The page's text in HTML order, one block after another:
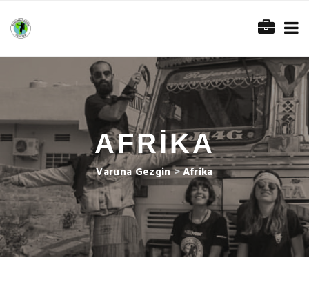
AFRIKA
Varuna Gezgin>Afrika